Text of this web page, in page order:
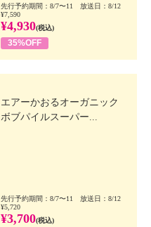
先行予約期間：8/7〜11 放送日：8/12
¥7,590
¥4,930(税込)
35%OFF
エアーかおるオーガニック
ボブパイルスーパー...
先行予約期間：8/7〜11 放送日：8/12
¥5,720
¥3,700(税込)